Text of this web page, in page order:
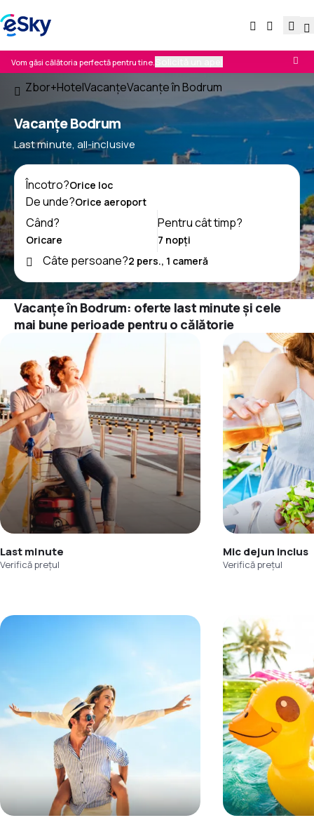
Vom găsi călătoria perfectă pentru tine.
Zbor+HotelVacanţeVacanţe în Bodrum
Vacanţe Bodrum
Last minute, all-inclusive
Încotro?
De unde?
Când?
Pentru cât timp?
Câte persoane?
Vacanțe în Bodrum: oferte last minute și cele
mai bune perioade pentru o călătorie
Last minute
Verifică prețul
Mic dejun inclus
Verifică prețul